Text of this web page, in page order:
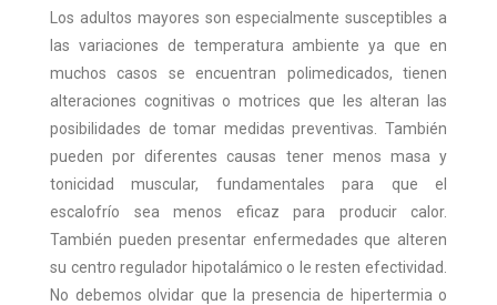
Los adultos mayores son especialmente susceptibles a
las variaciones de temperatura ambiente ya que en
muchos casos se encuentran polimedicados, tienen
alteraciones cognitivas o motrices que les alteran las
posibilidades de tomar medidas preventivas. También
pueden por diferentes causas tener menos masa y
tonicidad muscular, fundamentales para que el
escalofrío sea menos eficaz para producir calor.
También pueden presentar enfermedades que alteren
su centro regulador hipotalámico o le resten efectividad.
No debemos olvidar que la presencia de hipertermia o